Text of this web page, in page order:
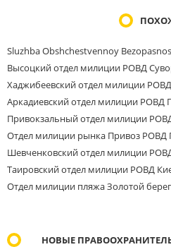
Sluzhba Obshchestvennoy
Высоцкий отдел милиции РОВД
Хаджибеевский отдел милиции
Аркадиевский отдел милиции РОВД
Привокзальный отдел милиции
Отдел милиции рынка Привоз РОВД
Шевченковский отдел милиции
Таировский отдел милиции РОВД
Отдел милиции пляжа Золотой
НОВЫЕ